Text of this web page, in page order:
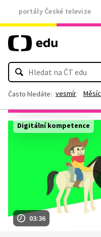
portály České televize
Často hledáte: vesmír Měsíc
03:36
Digitální kompetence